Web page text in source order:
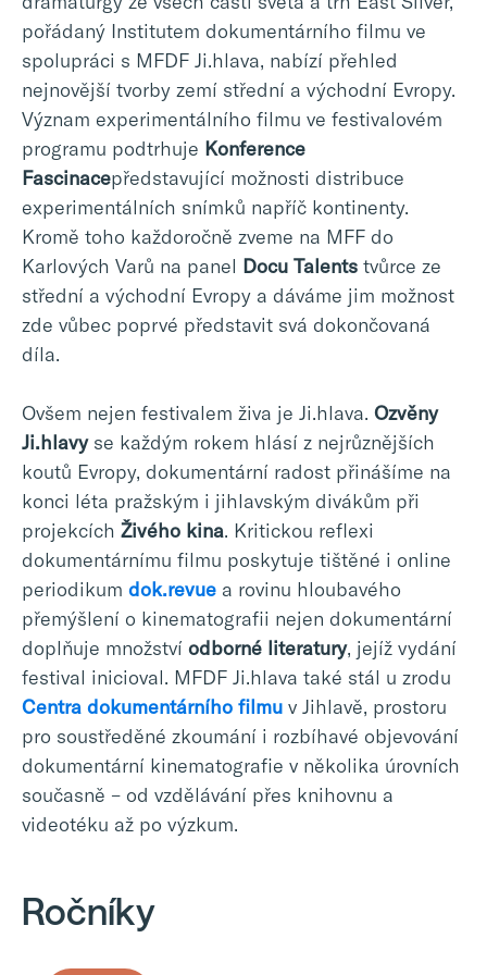
pořádaný Institutem dokumentárního filmu ve
spolupráci s MFDF Ji.hlava, nabízí přehled
nejnovější tvorby zemí střední a východní Evropy.
Význam experimentálního filmu ve festivalovém
programu podtrhuje Konference
Fascinacepředstavující možnosti distribuce
experimentálních snímků napříč kontinenty.
Kromě toho každoročně zveme na MFF do
Karlových Varů na panel Docu Talents tvůrce ze
střední a východní Evropy a dáváme jim možnost
zde vůbec poprvé představit svá dokončovaná
díla.
Ovšem nejen festivalem živa je Ji.hlava. Ozvěny
Ji.hlavyse každým rokem hlásí z nejrůznějších
koutů Evropy, dokumentární radost přinášíme na
konci léta pražským i jihlavským divákům při
projekcích Živého kina. Kritickou reflexi
dokumentárnímu filmu poskytuje tištěné i online
periodikum dok.revue a rovinu hloubavého
přemýšlení o kinematografii nejen dokumentární
doplňuje množství odborné literatury, jejíž vydání
festival inicioval. MFDF Ji.hlava také stál u zrodu
Centra dokumentárního filmu v Jihlavě, prostoru
pro soustředěné zkoumání i rozbíhavé objevování
dokumentární kinematografie v několika úrovních
současně – od vzdělávání přes knihovnu a
videotéku až po výzkum.
Ročníky